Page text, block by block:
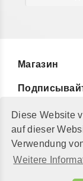
Diese Website
auf dieser
Verwendung
Weitere
Магазин
©